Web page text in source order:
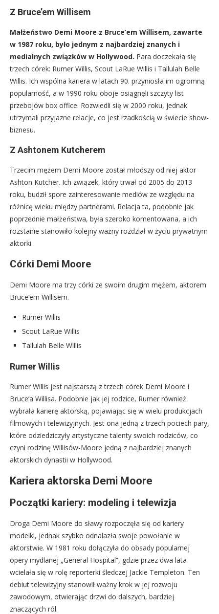
Z Bruce’em Willisem
Małżeństwo Demi Moore z Bruce’em Willisem, zawarte
w 1987 roku, było jednym z najbardziej znanych i
medialnych związków w Hollywood. Para doczekała się
trzech córek: Rumer Willis, Scout LaRue Willis i Tallulah Belle
Willis. Ich wspólna kariera w latach 90. przyniosła im ogromną
popularność, a w 1990 roku oboje osiągnęli szczyty list
przebojów box office. Rozwiedli się w 2000 roku, jednak
utrzymali przyjazne relacje, co jest rzadkością w świecie show-
biznesu.
Z Ashtonem Kutcherem
Trzecim mężem Demi Moore został młodszy od niej aktor
Ashton Kutcher. Ich związek, który trwał od 2005 do 2013
roku, budził spore zainteresowanie mediów ze względu na
różnicę wieku między partnerami. Relacja ta, podobnie jak
poprzednie małżeństwa, była szeroko komentowana, a ich
rozstanie stanowiło kolejny ważny rozdział w życiu prywatnym
aktorki.
Córki Demi Moore
Demi Moore ma trzy córki ze swoim drugim mężem, aktorem
Bruce’em Willisem.
Rumer Willis
Scout LaRue Willis
Tallulah Belle Willis
Rumer Willis
Rumer Willis jest najstarszą z trzech córek Demi Moore i
Bruce’a Willisa. Podobnie jak jej rodzice, Rumer również
wybrała karierę aktorską, pojawiając się w wielu produkcjach
filmowych i telewizyjnych. Jest ona jedną z trzech pociech pary,
które odziedziczyły artystyczne talenty swoich rodziców, co
czyni rodzinę Willisów-Moore jedną z najbardziej znanych
aktorskich dynastii w Hollywood.
Kariera aktorska Demi Moore
Początki kariery: modeling i telewizja
Droga Demi Moore do sławy rozpoczęła się od kariery
modelki, jednak szybko odnalazła swoje powołanie w
aktorstwie. W 1981 roku dołączyła do obsady popularnej
opery mydlanej „General Hospital”, gdzie przez dwa lata
wcielała się w rolę reporterki śledczej Jackie Templeton. Ten
debiut telewizyjny stanowił ważny krok w jej rozwoju
zawodowym, otwierając drzwi do dalszych, bardziej
znaczących ról.